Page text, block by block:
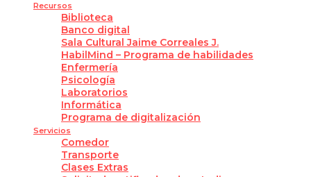
Recursos
Biblioteca
Banco digital
Sala Cultural Jaime Correales J.
HabilMind – Programa de habilidades
Enfermería
Psicología
Laboratorios
Informática
Programa de digitalización
Servicios
Comedor
Transporte
Clases Extras